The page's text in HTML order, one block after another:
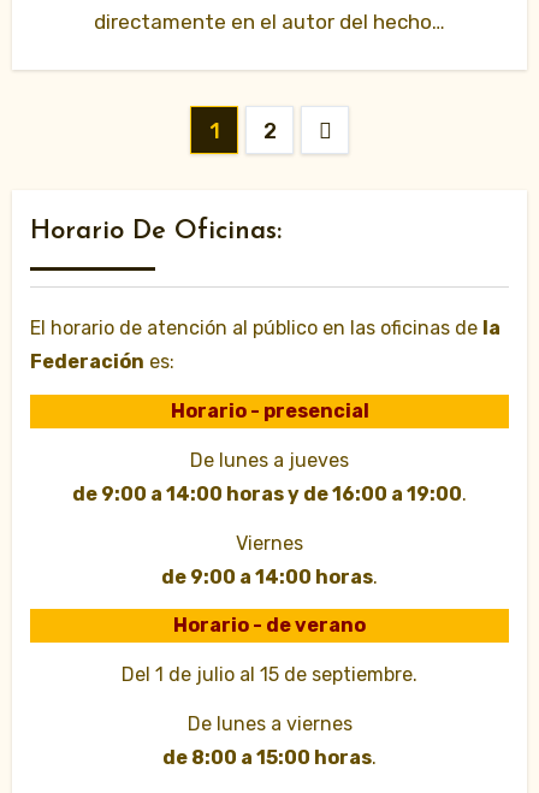
directamente en el autor del hecho…
Paginación
entradas
1 2
Horario De Oficinas:
El horario de atención al público en las oficinas de la
Federación es:
Horario - presencial
De lunes a jueves
de 9:00 a 14:00 horas y de 16:00 a 19:00.
Viernes
de 9:00 a 14:00 horas.
Horario - de verano
Del 1 de julio al 15 de septiembre.
De lunes a viernes
de 8:00 a 15:00 horas.